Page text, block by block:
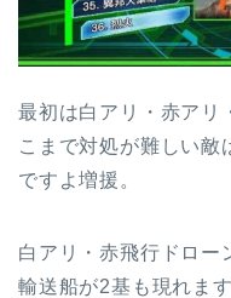
最初は白アリ・赤アリ
こまで対処が難しい敵
ですよ増援。
白アリ・赤飛行ドロー
輸送船が2基も現れます